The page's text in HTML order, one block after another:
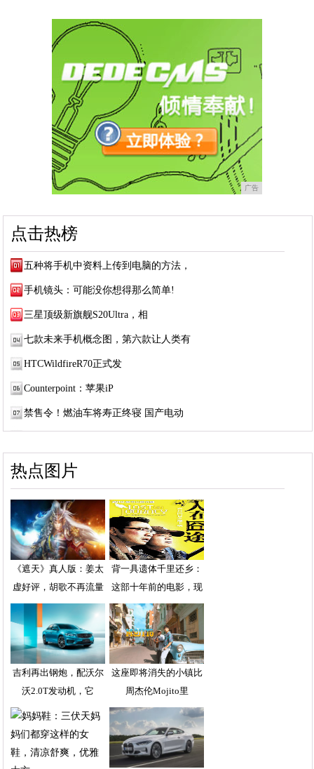
广告
点击热榜
五种将手机中资料上传到电脑的方法，
手机镜头：可能没你想得那么简单!
三星顶级新旗舰S20Ultra，相
七款未来手机概念图，第六款让人类有
HTCWildfireR70正式发
Counterpoint：苹果iP
禁售令！燃油车将寿正终寝 国产电动
热点图片
《遮天》真人版：姜太
虚好评，胡歌不再流量
背一具遗体千里还乡：
这部十年前的电影，现
吉利再出钢炮，配沃尔
沃2.0T发动机，它
这座即将消失的小镇比
周杰伦Mojito里